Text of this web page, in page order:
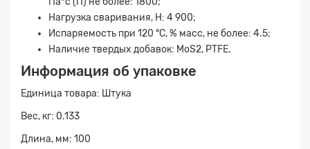
Нагрузка сваривания, Н: 4 900;
Испаряемость при 120 °С, % масс, не более: 4.5;
Наличие твердых добавок: MoS2, PTFE.
Информация об упаковке
Единица товара: Штука
Вес, кг: 0.133
Длина, мм: 100
Прикрепите